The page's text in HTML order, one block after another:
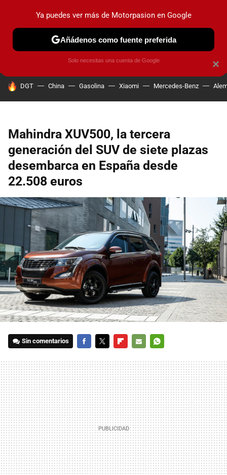
PRUEBAS COCHES ELÉCTRICOS OBSERVATORIO
HOY SE HABLA DE
DGT China Gasolina Xiaomi Mercedes-Benz
Mahindra XUV500, la tercera
generación del SUV de siete plazas
desembarca en España desde
22.508 euros
Sin comentarios
MAIL
×
Ya puedes ver más de Motorpasion en Google
Añádenos como fuente preferida
Solo necesitas una cuenta de Google